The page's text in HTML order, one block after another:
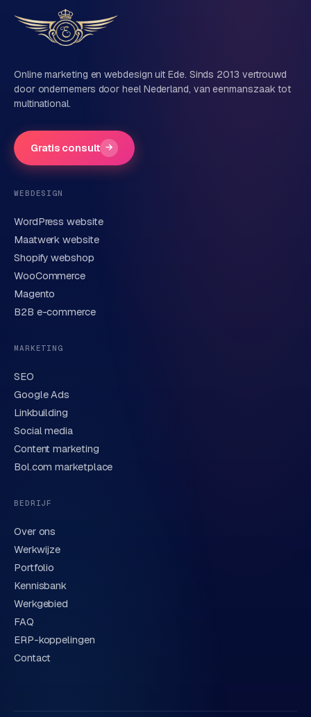
Vertel ons over je project
Naam
Bedrijfsnaam
Telefoonnummer(optioneel)
Korte omschrijving van je vraag of project
Verstuur aanvraag
We behandelen je gegevens zorgvuldig conform onze
privacyverklaring. Of bel direct
Online marketing en webdesign uit Ede. Sinds 2013 vertrouwd
door ondernemers door heel Nederland, van eenmanszaak tot
multinational.
Gratis consult →
WEBDESIGN
WordPress website
Maatwerk website
Shopify webshop
WooCommerce
Magento
B2B e-commerce
MARKETING
SEO
Google Ads
Linkbuilding
Social media
Content marketing
Bol.com marketplace
BEDRIJF
Over ons
Werkwijze
Portfolio
Kennisbank
Werkgebied
FAQ
ERP-koppelingen
Contact